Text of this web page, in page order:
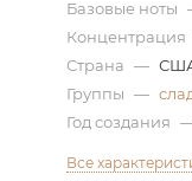
Базовые ноты
Концентрация
Страна —
Группы —
Год создания
Все